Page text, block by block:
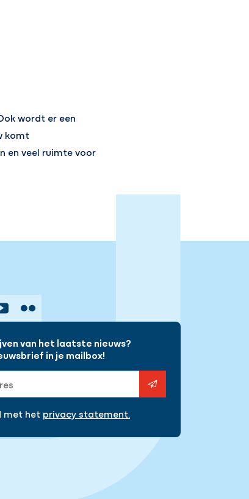
wordt er een
komt
en veel ruimte voor
YouTube
van het laatste nieuws?
in je mailbox!
met het privacy statement.